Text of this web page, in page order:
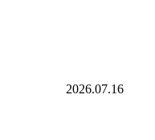
2026.07.16